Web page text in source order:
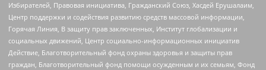
Избирателей, Правовая инициатива, Гражданский Союз, Хасдей Ерушалаим,
Центр поддержки и содействия развитию средств массовой информации,
Горячая Линия, В защиту прав заключенных, Институт глобализации и
социальных движений, Центр социально-информационных инициатив
Действие, Благотворительный фонд охраны здоровья и защиты прав
граждан, Благотворительный фонд помощи осужденным и их семьям, Фонд